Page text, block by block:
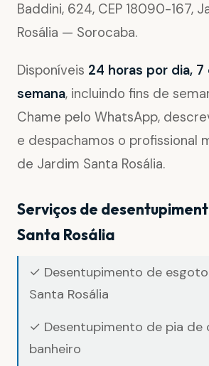
Baddini, 624, CEP 18090-167,
Rosália — Sorocaba.
Disponíveis 24 horas por dia, 7
semana, incluindo fins de
Chame pelo WhatsApp,
e despachamos o profissional
de Jardim Santa Rosália.
Serviços de
Santa Rosália
✓ Desentupimento de
Santa Rosália
✓ Desentupimento de pia de
banheiro